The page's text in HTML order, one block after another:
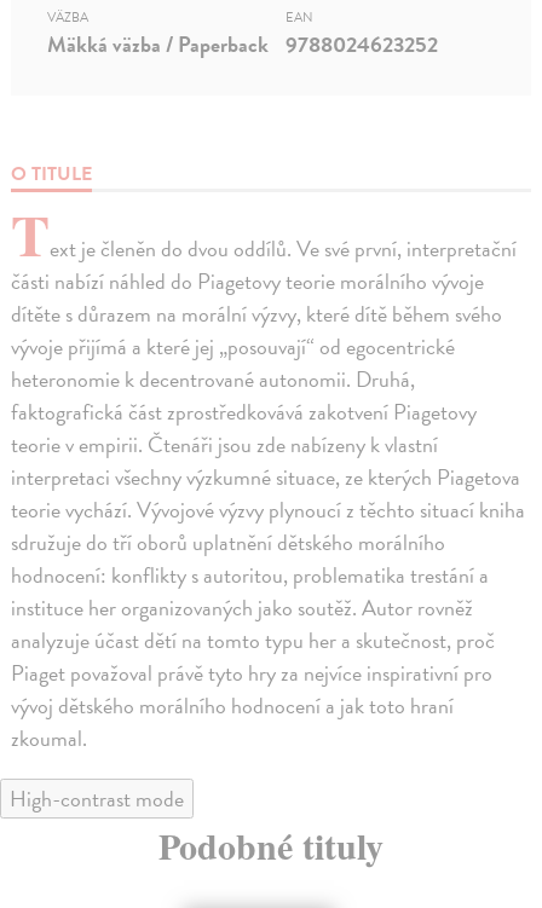
O TITULE
Text je členěn do dvou oddílů. Ve své první, interpretační
části nabízí náhled do Piagetovy teorie morálního vývoje
dítěte s důrazem na morální výzvy, které dítě během svého
vývoje přijímá a které jej „posouvají“ od egocentrické
heteronomie k decentrované autonomii. Druhá,
faktografická část zprostředkovává zakotvení Piagetovy
teorie v empirii. Čtenáři jsou zde nabízeny k vlastní
interpretaci všechny výzkumné situace, ze kterých Piagetova
teorie vychází. Vývojové výzvy plynoucí z těchto situací kniha
sdružuje do tří oborů uplatnění dětského morálního
hodnocení: konflikty s autoritou, problematika trestání a
instituce her organizovaných jako soutěž. Autor rovněž
analyzuje účast dětí na tomto typu her a skutečnost, proč
Piaget považoval právě tyto hry za nejvíce inspirativní pro
vývoj dětského morálního hodnocení a jak toto hraní
zkoumal.
VÄZBA
Mäkká väzba / Paperback
EAN
9788024623252
High-contrast mode
Podobné tituly